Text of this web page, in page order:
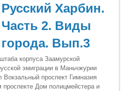
Русский Харбин.
Часть 2. Виды
города. Вып.3
корпуса Заамурской
эмиграции в Маньчжурии
проспект Гимназия
проспекте Дом полицмейстера и